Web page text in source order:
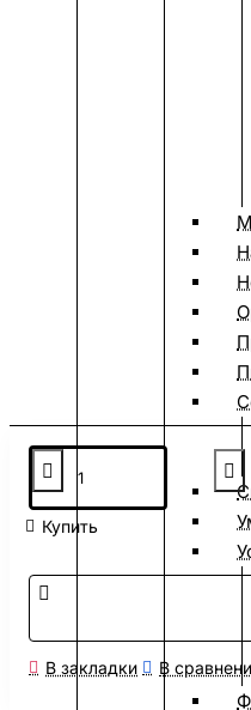
Купить
В закладки В